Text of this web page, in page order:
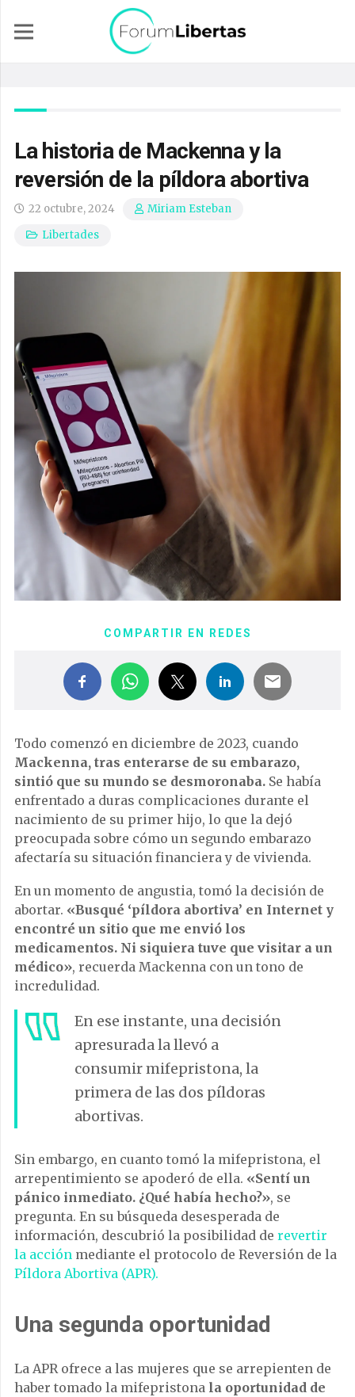
La historia de Mackenna y la
reversión de la píldora abortiva
22 octubre, 2024
Miriam Esteban
Libertades
COMPARTIR EN REDES
Todo comenzó en diciembre de 2023, cuando
Mackenna, tras enterarse de su embarazo,
sintió que su mundo se desmoronaba. Se había
enfrentado a duras complicaciones durante el
nacimiento de su primer hijo, lo que la dejó
preocupada sobre cómo un segundo embarazo
afectaría su situación financiera y de vivienda.
En un momento de angustia, tomó la decisión de
abortar. «Busqué ‘píldora abortiva’ en Internet y
encontré un sitio que me envió los
medicamentos. Ni siquiera tuve que visitar a un
médico», recuerda Mackenna con un tono de
incredulidad.
En ese instante, una decisión
apresurada la llevó a
consumir mifepristona, la
primera de las dos píldoras
abortivas.
Sin embargo, en cuanto tomó la mifepristona, el
arrepentimiento se apoderó de ella. «Sentí un
pánico inmediato. ¿Qué había hecho?», se
pregunta. En su búsqueda desesperada de
información, descubrió la posibilidad de revertir
la acción mediante el protocolo de Reversión de la
Píldora Abortiva (APR).
Una segunda oportunidad
La APR ofrece a las mujeres que se arrepienten de
haber tomado la mifepristona la oportunidad de